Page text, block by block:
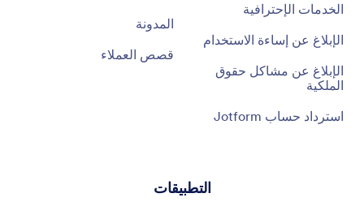
الخدمات الإحترافية
الإبلاغ عن إساءة الاستخدام
الإبلاغ عن مشاكل حقوق
الملكية
استرداد حساب Jotform
المدونة
قصص العملاء
التطبيقات